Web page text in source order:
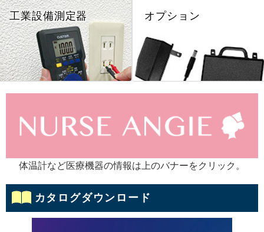
工業設備測定器 オプション
体温計など医療機器の情報は上のバナーをクリック。
カタログダウンロード